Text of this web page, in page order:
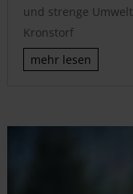
und strenge
Kronstorf
mehr lesen